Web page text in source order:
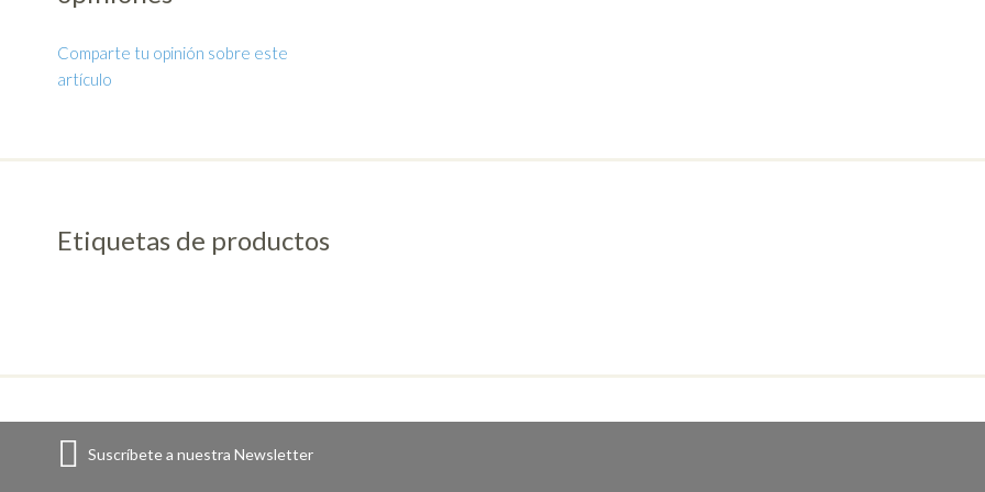
Comparte tu opinión sobre este
artículo
Etiquetas de productos
Suscríbete a nuestra Newsletter